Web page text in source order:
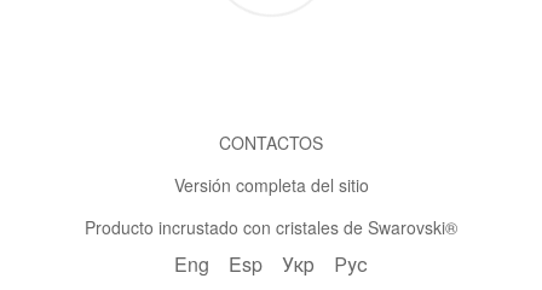
CONTACTOS
Versión completa del sitio
Producto incrustado con cristales de Swarovski®
Eng Esp Укр Рус